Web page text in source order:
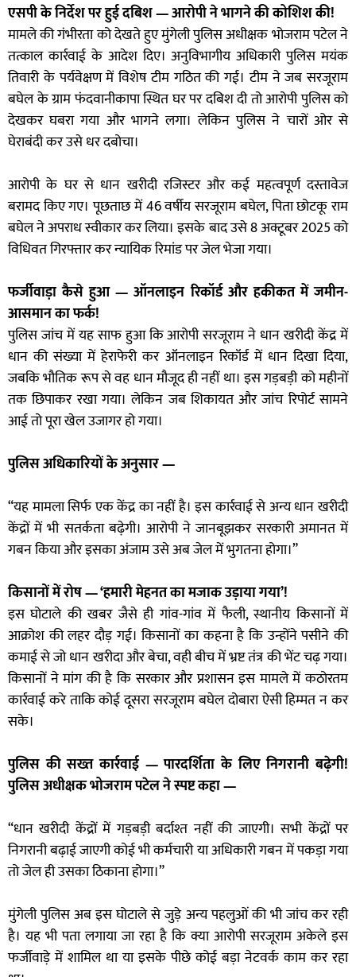
एसपी के निर्देश पर हुई दबिश — आरोपी ने भागने की कोशिश की!
मामले की गंभीरता को देखते हुए मुंगेली पुलिस अधीक्षक भोजराम पटेल ने
तत्काल कार्रवाई के आदेश दिए। अनुविभागीय अधिकारी पुलिस मयंक
तिवारी के पर्यवेक्षण में विशेष टीम गठित की गई। टीम ने जब सरजूराम
बघेल के ग्राम फंदवानीकापा स्थित घर पर दबिश दी तो आरोपी पुलिस को
देखकर घबरा गया और भागने लगा। लेकिन पुलिस ने चारों ओर से
घेराबंदी कर उसे धर दबोचा।
आरोपी के घर से धान खरीदी रजिस्टर और कई महत्वपूर्ण दस्तावेज
बरामद किए गए। पूछताछ में 46 वर्षीय सरजूराम बघेल, पिता छोटकू राम
बघेल ने अपराध स्वीकार कर लिया। इसके बाद उसे 8 अक्टूबर 2025 को
विधिवत गिरफ्तार कर न्यायिक रिमांड पर जेल भेजा गया।
फर्जीवाड़ा कैसे हुआ — ऑनलाइन रिकॉर्ड और हकीकत में जमीन-
आसमान का फर्क!
पुलिस जांच में यह साफ हुआ कि आरोपी सरजूराम ने धान खरीदी केंद्र में
धान की संख्या में हेराफेरी कर ऑनलाइन रिकॉर्ड में धान दिखा दिया,
जबकि भौतिक रूप से वह धान मौजूद ही नहीं था। इस गड़बड़ी को महीनों
तक छिपाकर रखा गया। लेकिन जब शिकायत और जांच रिपोर्ट सामने
आई तो पूरा खेल उजागर हो गया।
पुलिस अधिकारियों के अनुसार —
“यह मामला सिर्फ एक केंद्र का नहीं है। इस कार्रवाई से अन्य धान खरीदी
केंद्रों में भी सतर्कता बढ़ेगी। आरोपी ने जानबूझकर सरकारी अमानत में
गबन किया और इसका अंजाम उसे अब जेल में भुगतना होगा।”
किसानों में रोष — ‘हमारी मेहनत का मजाक उड़ाया गया’!
इस घोटाले की खबर जैसे ही गांव-गांव में फैली, स्थानीय किसानों में
आक्रोश की लहर दौड़ गई। किसानों का कहना है कि उन्होंने पसीने की
कमाई से जो धान खरीदा और बेचा, वही बीच में भ्रष्ट तंत्र की भेंट चढ़ गया।
किसानों ने मांग की है कि सरकार और प्रशासन इस मामले में कठोरतम
कार्रवाई करे ताकि कोई दूसरा सरजूराम बघेल दोबारा ऐसी हिम्मत न कर
सके।
पुलिस की सख्त कार्रवाई — पारदर्शिता के लिए निगरानी बढ़ेगी!
पुलिस अधीक्षक भोजराम पटेल ने स्पष्ट कहा —
“धान खरीदी केंद्रों में गड़बड़ी बर्दाश्त नहीं की जाएगी। सभी केंद्रों पर
निगरानी बढ़ाई जाएगी कोई भी कर्मचारी या अधिकारी गबन में पकड़ा गया
तो जेल ही उसका ठिकाना होगा।”
मुंगेली पुलिस अब इस घोटाले से जुड़े अन्य पहलुओं की भी जांच कर रही
है। यह भी पता लगाया जा रहा है कि क्या आरोपी सरजूराम अकेले इस
फर्जीवाड़े में शामिल था या इसके पीछे कोई बड़ा नेटवर्क काम कर रहा